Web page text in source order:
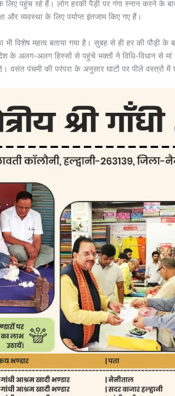
पहुंच रहे हैं। लोग हरकी पैड़ी पर गंगा स्नान करने के
और व्यवस्था के लिए पर्याप्त इंतजाम किए गए हैं।
भी विशेष महत्व बताया गया है। सुबह से ही हर की पौड़ी के
के अलग-अलग हिस्सों से पहुंचे भक्तों ने विधि-विधान से
पंचमी की परंपरा के अनुसार घाटों पर पीले वस्त्रों में